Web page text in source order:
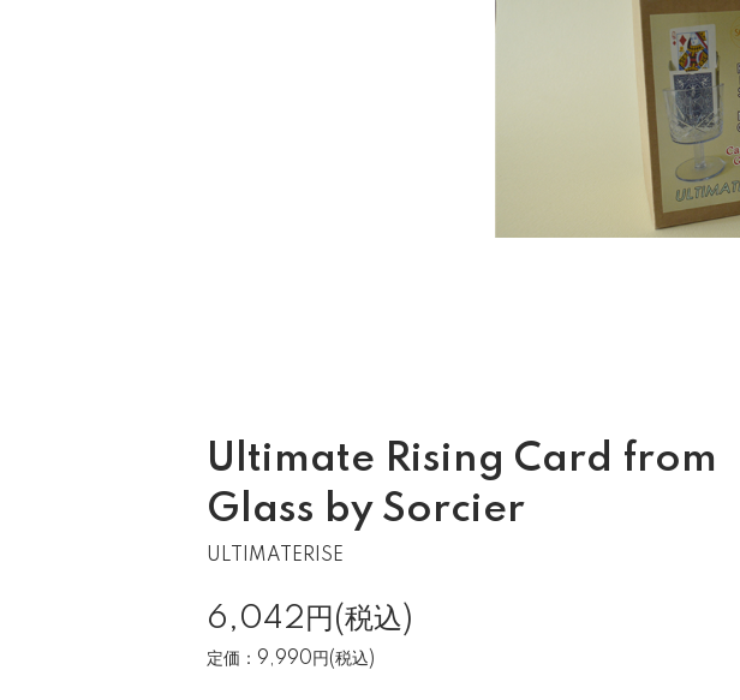
Ultimate Rising Card from
Glass by Sorcier
ULTIMATERISE
6,042円(税込)
定価：9,990円(税込)